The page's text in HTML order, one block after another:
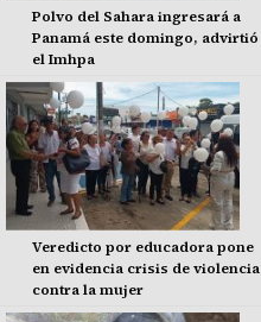
Polvo del Sahara ingresará a
Panamá este domingo, advirtió
el Imhpa
Veredicto por educadora pone
en evidencia crisis de violencia
contra la mujer